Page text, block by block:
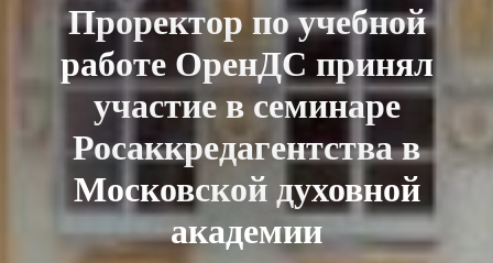
Проректор по учебной
работе ОренДС принял
участие в семинаре
Росаккредагентства в
Московской духовной
академии